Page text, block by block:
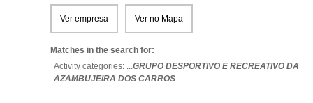
Ver empresa Ver no Mapa
Matches in the search for:
Activity categories: ...GRUPO DESPORTIVO E RECREATIVO DA
AZAMBUJEIRA DOS CARROS...